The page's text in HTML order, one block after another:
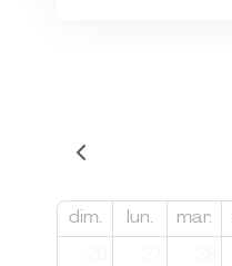
dim. lun. mar.